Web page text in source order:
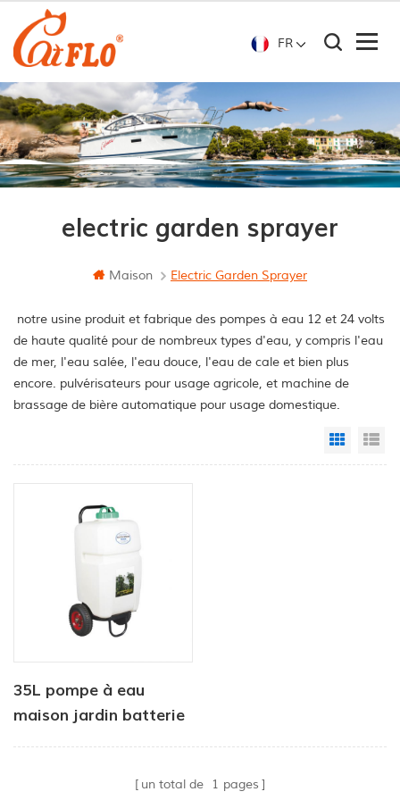
FR
electric garden sprayer
Maison Electric Garden Sprayer
notre usine produit et fabrique des pompes à eau 12 et 24 volts
de haute qualité pour de nombreux types d'eau, y compris l'eau
de mer, l'eau salée, l'eau douce, l'eau de cale et bien plus
encore. pulvérisateurs pour usage agricole, et machine de
brassage de bière automatique pour usage domestique.
Grid
35L pompe à eau
maison jardin batterie
pulvérisateurs outilsun total de 1 pages